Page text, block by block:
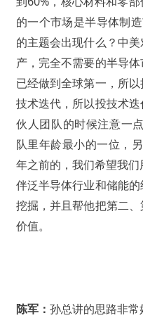
的一个市场是半导体制
的主题会出现什么？中
产，完全不需要的半导
已经做到全球第一，所
技术迭代，所以投技术
伙人团队的时候注意一
队里年龄最小的一位，
年之前的，我们希望我
伴泛半导体行业和储能
挖掘，并且帮他把第二
价值。
陈军： 孙总讲的思路非常